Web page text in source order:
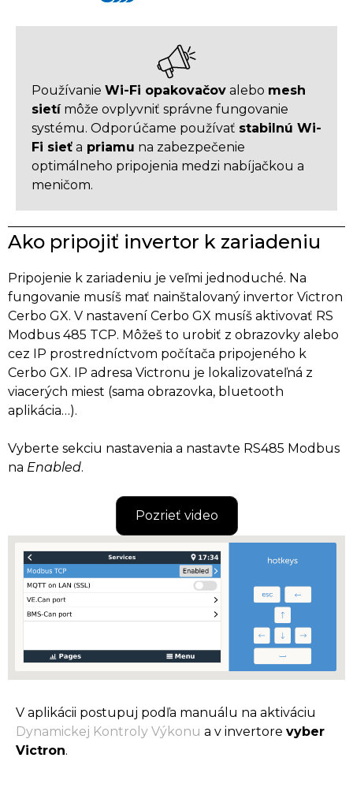
Používanie Wi-Fi opakovačov alebo mesh
sietímôže ovplyvniť správne fungovanie
systému. Odporúčame používať stabilnú Wi-
Fi sieť a priamu na zabezpečenie
optimálneho pripojenia medzi nabíjačkou a
meničom.
Ako pripojiť invertor k zariadeniu
Pripojenie k zariadeniu je veľmi jednoduché. Na
fungovanie musíš mať nainštalovaný invertor Victron
Cerbo GX. V nastavení Cerbo GX musíš aktivovať RS
Modbus 485 TCP. Môžeš to urobiť z obrazovky alebo
cez IP prostredníctvom počítača pripojeného k
Cerbo GX. IP adresa Victronu je lokalizovateľná z
viacerých miest (sama obrazovka, bluetooth
aplikácia…).
Vyberte sekciu nastavenia a nastavte RS485 Modbus
na Enabled.
Pozrieť video
V aplikácii postupuj podľa manuálu na aktiváciu
Dynamickej Kontroly Výkonu a v invertore vyber
Victron.